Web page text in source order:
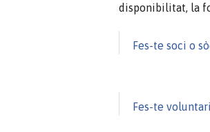
disponibilitat, la
Fes-te soci o
Fes-te